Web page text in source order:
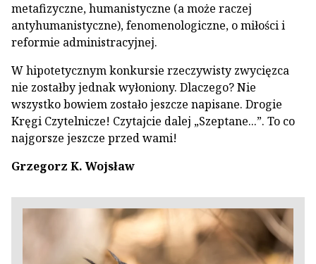
metafizyczne, humanistyczne (a może raczej
antyhumanistyczne), fenomenologiczne, o miłości i
reformie administracyjnej.
W hipotetycznym konkursie rzeczywisty zwycięzca
nie zostałby jednak wyłoniony. Dlaczego? Nie
wszystko bowiem zostało jeszcze napisane. Drogie
Kręgi Czytelnicze! Czytajcie dalej „Szeptane...”. To co
najgorsze jeszcze przed wami!
Grzegorz K. Wojsław